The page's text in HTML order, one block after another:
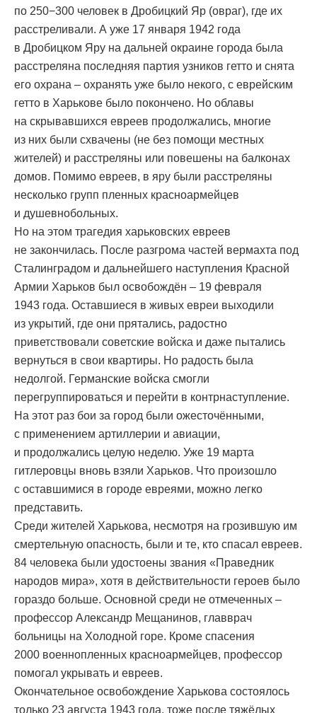
по 250−300 человек в Дробицкий Яр (овраг), где их
расстреливали. А уже 17 января 1942 года
в Дробицком Яру на дальней окраине города была
расстреляна последняя партия узников гетто и снята
его охрана – охранять уже было некого, с еврейским
гетто в Харькове было покончено. Но облавы
на скрывавшихся евреев продолжались, многие
из них были схвачены (не без помощи местных
жителей) и расстреляны или повешены на балконах
домов. Помимо евреев, в яру были расстреляны
несколько групп пленных красноармейцев
и душевнобольных.
Но на этом трагедия харьковских евреев
не закончилась. После разгрома частей вермахта под
Сталинградом и дальнейшего наступления Красной
Армии Харьков был освобождён – 19 февраля
1943 года. Оставшиеся в живых евреи выходили
из укрытий, где они прятались, радостно
приветствовали советские войска и даже пытались
вернуться в свои квартиры. Но радость была
недолгой. Германские войска смогли
перегруппироваться и перейти в контрнаступление.
На этот раз бои за город были ожесточёнными,
с применением артиллерии и авиации,
и продолжались целую неделю. Уже 19 марта
гитлеровцы вновь взяли Харьков. Что произошло
с оставшимися в городе евреями, можно легко
представить.
Среди жителей Харькова, несмотря на грозившую им
смертельную опасность, были и те, кто спасал евреев.
84 человека были удостоены звания «Праведник
народов мира», хотя в действительности героев было
гораздо больше. Основной среди не отмеченных –
профессор Александр Мещанинов, главврач
больницы на Холодной горе. Кроме спасения
2000 военнопленных красноармейцев, профессор
помогал укрывать и евреев.
Окончательное освобождение Харькова состоялось
только 23 августа 1943 года, тоже после тяжёлых